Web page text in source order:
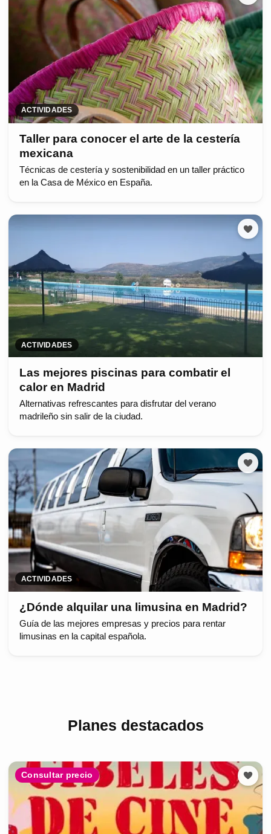
ACTIVIDADES
Taller para conocer el arte de la cestería
mexicana
Técnicas de cestería y sostenibilidad en un taller práctico
en la Casa de México en España.
ACTIVIDADES
Las mejores piscinas para combatir el
calor en Madrid
Alternativas refrescantes para disfrutar del verano
madrileño sin salir de la ciudad.
ACTIVIDADES
¿Dónde alquilar una limusina en Madrid?
Guía de las mejores empresas y precios para rentar
limusinas en la capital española.
Planes destacados
Consultar precio